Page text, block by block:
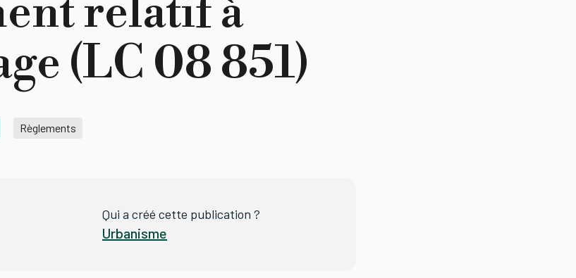
relatif à
(LC 08 851)
Règlements
Qui a créé cette publication ?
Urbanisme